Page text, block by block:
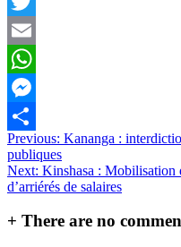
Twitter
Email
WhatsApp
Messenger
Partager
Navigation
de
l’article
Previous: Kananga :
publiques
Next: Kinshasa : Mobilisation
d’arriérés de salaires
+ There are no